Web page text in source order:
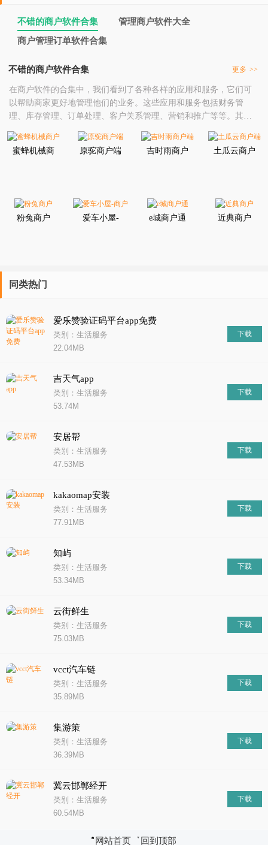
不错的商户软件合集
管理商户软件大全
商户管理订单软件合集
不错的商户软件合集 更多 >>
在商户软件的合集中，我们看到了各种各样的应用和服务，它们可
以帮助商家更好地管理他们的业务。这些应用和服务包括财务管
理、库存管理、订单处理、客户关系管理、营销和推广等等。其
中，最引人注目的是“财务管理”功能。这个功能可以帮助商家跟踪和
管理他们的财务状况，包括收入、支出、利润等。商家可以通过这
个功能来了解他们的财务状况，以便他们可以做出更好的决策。此
蜜蜂机械商
原驼商户端
吉时雨商户
土瓜云商户
粉兔商户
爱车小屋-
e城商户通 近典商户
同类热门
爱乐赞验证码平台app免费
类别：生活服务
22.04MB
下载
吉天气app
类别：生活服务
53.74M
下载
安居帮
类别：生活服务
47.53MB
下载
kakaomap安装
类别：生活服务
77.91MB
下载
知屿
类别：生活服务
53.34MB
下载
云街鲜生
类别：生活服务
75.03MB
下载
vcct汽车链
类别：生活服务
35.89MB
下载
集游策
类别：生活服务
36.39MB
下载
冀云邯郸经开
类别：生活服务
60.54MB
下载
网站首页 回到顶部